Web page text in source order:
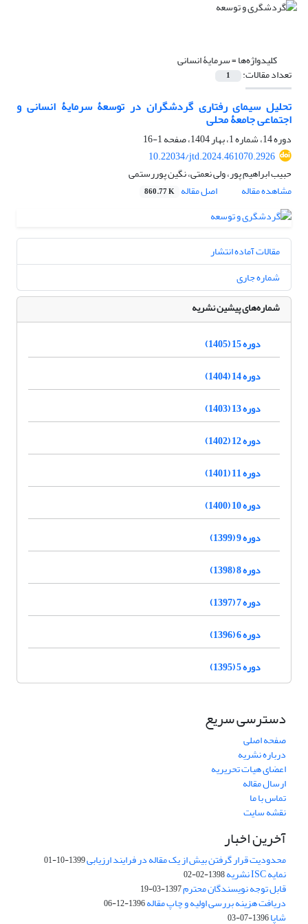
کلیدواژه‌ها =سرمایۀ انسانی
تعداد مقالات: 1
تحلیل سیمای رفتاری گردشگران در توسعۀ سرمایۀ انسانی و
اجتماعی جامعۀ محلی
دوره 14، شماره 1، بهار 1404، صفحه
1-16
10.22034/jtd.2024.461070.2926
حبیب ابراهیم پور، ولی نعمتی، نگین پوررستمی
مشاهده مقاله
اصل مقاله 860.77 K
مقالات آماده انتشار
شماره جاری
شماره‌های پیشین نشریه
دوره 15 (1405)
دوره 14 (1404)
دوره 13 (1403)
دوره 12 (1402)
دوره 11 (1401)
دوره 10 (1400)
دوره 9 (1399)
دوره 8 (1398)
دوره 7 (1397)
دوره 6 (1396)
دوره 5 (1395)
دسترسی سریع
صفحه اصلی
درباره نشریه
اعضای هیات تحریریه
ارسال مقاله
تماس با ما
نقشه سایت
آخرین اخبار
محدودیت قرار گرفتن بیش از یک مقاله در فرایند ارزیابی1399-10-01
نمایه ISC نشریه 1398-02-02
قابل توجه نویسندگان محترم1397-03-19
دریافت هزینه بررسی اولیه و چاپ مقاله1396-12-06
شاپا1396-07-03